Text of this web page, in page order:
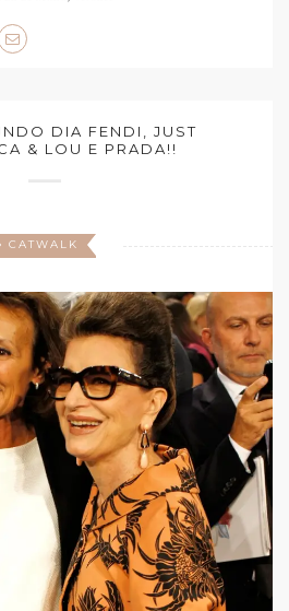
DIA FENDI, JUST
& LOU E PRADA!!
CATWALK